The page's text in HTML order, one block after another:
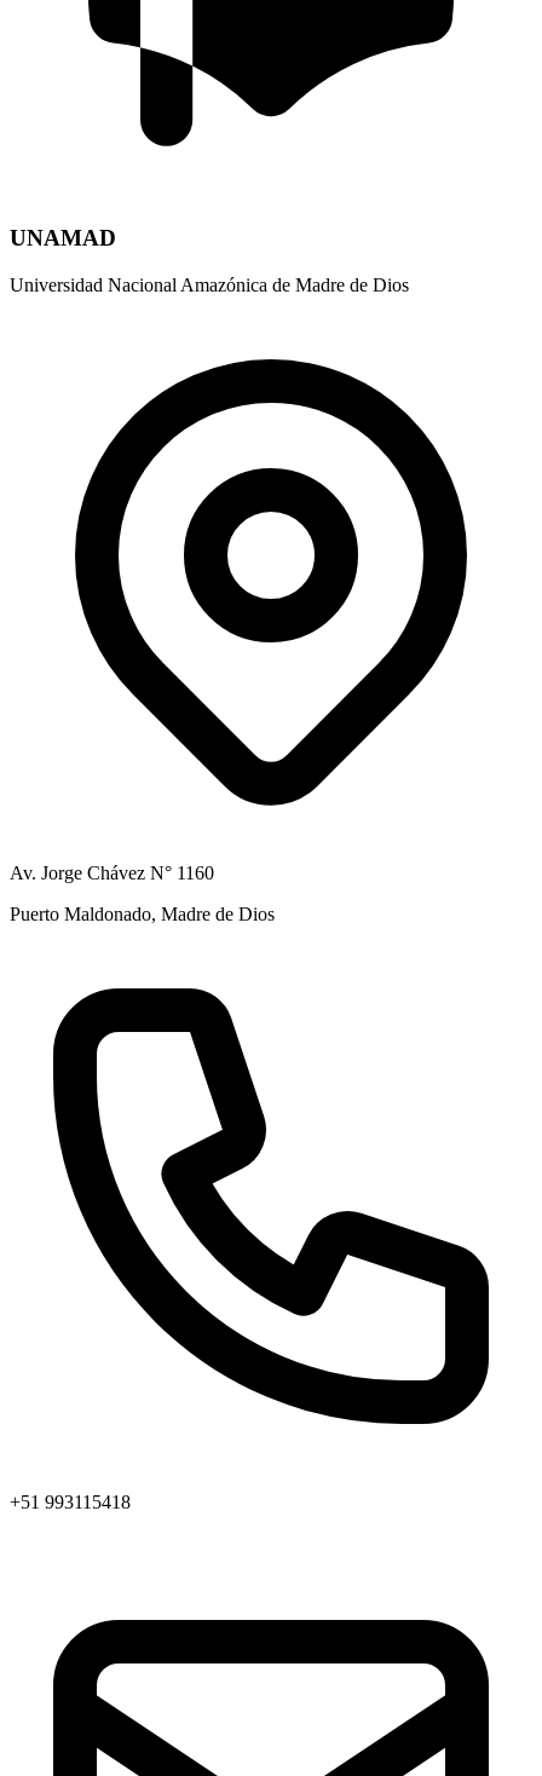
UNAMAD
Universidad Nacional Amazónica de Madre de Dios
Av. Jorge Chávez N° 1160
Puerto Maldonado, Madre de Dios
+51 993115418